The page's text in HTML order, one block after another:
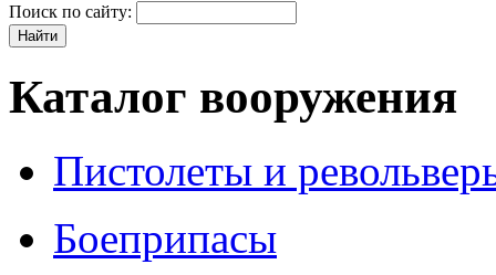
Поиск по сайту:
Каталог вооружения
Пистолеты и
Боеприпасы